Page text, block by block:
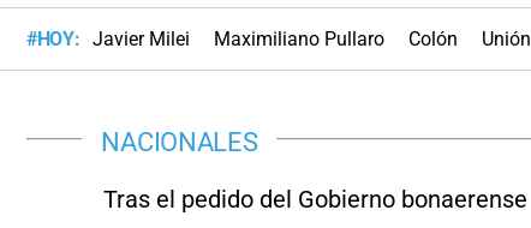
#HOY: Javier Milei Maximiliano Pullaro Colón Unión
NACIONALES
Tras el pedido del Gobierno bonaerense